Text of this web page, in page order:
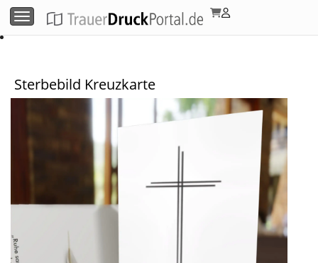
Menü umschalten
Sterbebild Kreuzkarte